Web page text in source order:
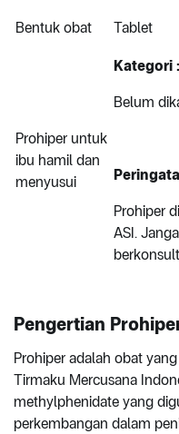
Bentuk obat Tablet
Prohiper untuk
ibu hamil dan
menyusui
Kategori
Belum
Prohiper
ASI.
Pengertian
Prohiper adalah obat
Tirmaku Mercusana
methylphenidate yang
perkembangan dalam